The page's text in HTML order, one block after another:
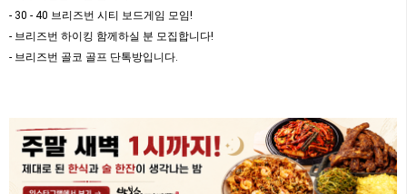
- 30 - 40 브리즈번 시티 보드게임 모임!
- 브리즈번 하이킹 함께하실 분 모집합니다!
- 브리즈번 골코 골프 단톡방입니다.